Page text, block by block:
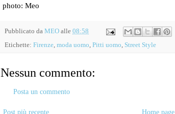
photo: Meo
Pubblicato da MEO alle 08:58
Etichette: Firenze, moda uomo, Pitti uomo, Street Style
Nessun commento:
Posta un commento
Post più recente Home page